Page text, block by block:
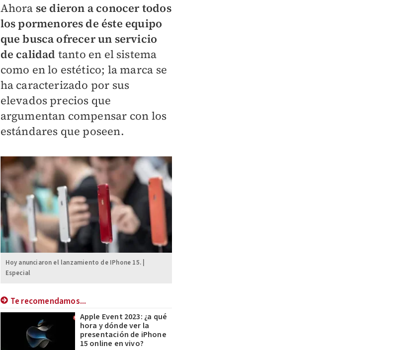
Ahora se dieron a conocer todos
los pormenores de éste equipo
que busca ofrecer un servicio
de calidad tanto en el sistema
como en lo estético; la marca se
ha caracterizado por sus
elevados precios que
argumentan compensar con los
estándares que poseen.
Hoy anunciaron el lanzamiento de IPhone 15. |
Especial
Te recomendamos...
Apple Event 2023: ¿a qué
hora y dónde ver la
presentación de iPhone
15 online en vivo?